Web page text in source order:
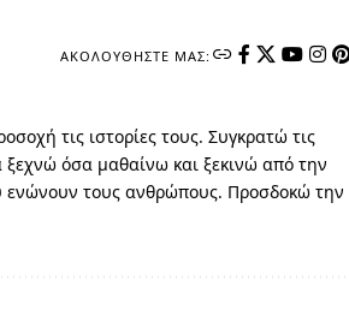
ΑΚΟΛΟΥΘΉΣΤΕ ΜΑΣ:
τις ιστορίες τους. Συγκρατώ τις
ξεχνώ όσα μαθαίνω και ξεκινώ από την
ενώνουν τους ανθρώπους. Προσδοκώ την